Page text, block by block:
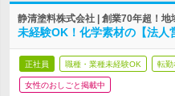
静清塗料株式会社 | 創業70年超！
未経験OK！化学素材の【法人
正社員 職種・業種未経験OK 転勤
女性のおしごと掲載中